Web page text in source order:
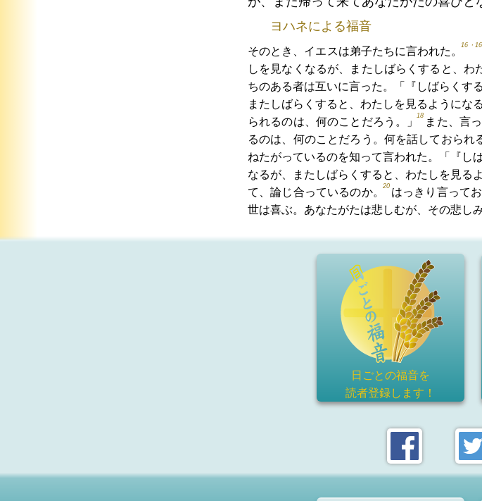
ヨハネによる福音
そのとき、イエスは弟子たちに言われた。
16・16
しを見なくなるが、またしばらくすると、わ
ちのある者は互いに言った。「『しばらくす
またしばらくすると、わたしを見るようにな
られるのは、何のことだろう。」
18
また、言
るのは、何のことだろう。何を話しておられ
ねたがっているのを知って言われた。「『し
なるが、またしばらくすると、わたしを見る
て、論じ合っているのか。
20
はっきり言って
世は喜ぶ。あなたがたは悲しむが、その悲し
日ごとの福音を
読者登録します！